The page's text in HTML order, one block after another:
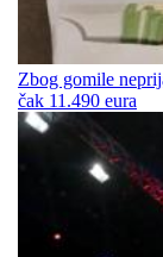
Zbog gomile
čak 11.490 eura